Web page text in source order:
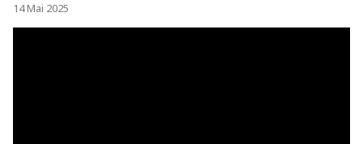
14 Mai 2025